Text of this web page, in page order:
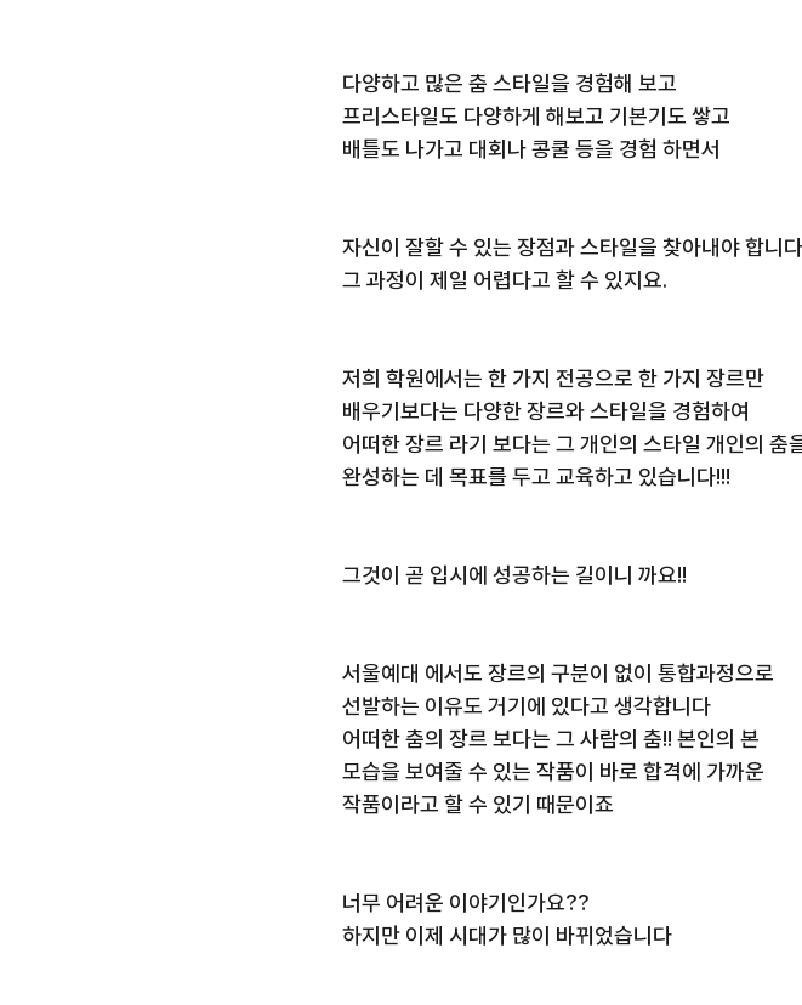
다양하고 많은 춤 스타일을 경험해 보고
프리스타일도 다양하게 해보고 기본기도 쌓고
배틀도 나가고 대회나 콩쿨 등을 경험 하면서
자신이 잘할 수 있는 장점과 스타일을 찾아내야 합니다
그 과정이 제일 어렵다고 할 수 있지요.
저희 학원에서는 한 가지 전공으로 한 가지 장르만
배우기보다는 다양한 장르와 스타일을 경험하여
어떠한 장르 라기 보다는 그 개인의 스타일 개인의 춤
완성하는 데 목표를 두고 교육하고 있습니다!!!
그것이 곧 입시에 성공하는 길이니 까요!!
서울예대 에서도 장르의 구분이 없이 통합과정으로
선발하는 이유도 거기에 있다고 생각합니다
어떠한 춤의 장르 보다는 그 사람의 춤!! 본인의 본
모습을 보여줄 수 있는 작품이 바로 합격에 가까운
작품이라고 할 수 있기 때문이죠
너무 어려운 이야기인가요??
하지만 이제 시대가 많이 바뀌었습니다